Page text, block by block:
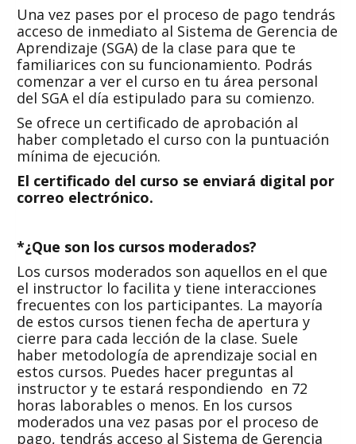
Una vez pases por el proceso de pago tendrás
acceso de inmediato al Sistema de Gerencia de
Aprendizaje (SGA) de la clase para que te
familiarices con su funcionamiento. Podrás
comenzar a ver el curso en tu área personal
del SGA el día estipulado para su comienzo.
Se ofrece un certificado de aprobación al
haber completado el curso con la puntuación
mínima de ejecución.
El certificado del curso se enviará digital por
correo electrónico.
*¿Que son los cursos moderados?
Los cursos moderados son aquellos en el que
el instructor lo facilita y tiene interacciones
frecuentes con los participantes. La mayoría
de estos cursos tienen fecha de apertura y
cierre para cada lección de la clase. Suele
haber metodología de aprendizaje social en
estos cursos. Puedes hacer preguntas al
instructor y te estará respondiendo en 72
horas laborables o menos. En los cursos
moderados una vez pasas por el proceso de
pago, tendrás acceso al Sistema de Gerencia